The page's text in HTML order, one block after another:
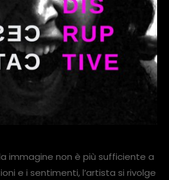
immagine non è più sufficiente a
e i sentimenti, l’artista si rivolge